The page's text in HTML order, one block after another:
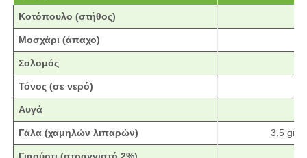
Κοτόπουλο (στήθος)
Μοσχάρι (άπαχο)
Σολομός
Τόνος (σε νερό)
Αυγά
Γάλα (χαμηλών λιπαρών) 3,5 gr. /
Γιαούρτι (στραγγιστό 2%)